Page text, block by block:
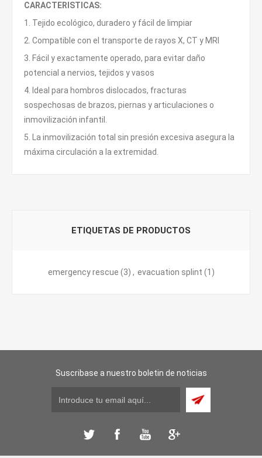
CARACTERISTICAS:
1. Tejido ecológico, duradero y fácil de limpiar
2. Compatible con el transporte de rayos X, CT y MRI
3. Fácil y exactamente operado, para evitar daño
potencial a nervios, tejidos y vasos
4. Ideal para hombros dislocados, fracturas
sospechosas de brazos, piernas y articulaciones o
inmovilización infantil.
5. La inmovilización total sin presión excesiva asegura la
máxima circulación a la extremidad.
ETIQUETAS DE PRODUCTOS
emergency rescue (3) , evacuation splint (1)
Suscribase a nuestro boletin de noticias